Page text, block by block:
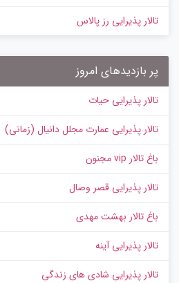
تالار پذیرایی رز پالاس
پر بازدیدهای امروز
تالار پذیرایی حیات
تالار پذیرایی عمارت مجلل دانیال (زمانی)
باغ تالار vip مجنون
تالار پذیرایی قصر وصال
باغ تالار بهشت مهدی
تالار پذیرایی آینه
تالار پذیرایی شادی های زندگی